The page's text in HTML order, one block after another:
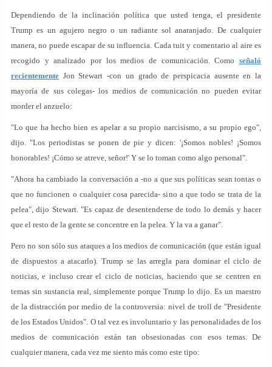
Dependiendo de la inclinación política que usted tenga, el presidente
Trump es un agujero negro o un radiante sol anaranjado. De cualquier
manera, no puede escapar de su influencia. Cada tuit y comentario al aire es
recogido y analizado por los medios de comunicación. Como señaló
recientemente Jon Stewart -con un grado de perspicacia ausente en la
mayoría de sus colegas- los medios de comunicación no pueden evitar
morder el anzuelo:
"Lo que ha hecho bien es apelar a su propio narcisismo, a su propio ego",
dijo. "Los periodistas se ponen de pie y dicen: '¡Somos nobles! ¡Somos
honorables! ¡Cómo se atreve, señor!' Y se lo toman como algo personal".
"Ahora ha cambiado la conversación a -no a que sus políticas sean tontas o
que no funcionen o cualquier cosa parecida- sino a que todo se trata de la
pelea", dijo Stewart. "Es capaz de desentenderse de todo lo demás y hacer
que el resto de la gente se concentre en la pelea. Y la va a ganar".
Pero no son sólo sus ataques a los medios de comunicación (que están igual
de dispuestos a atacarlo). Trump se las arregla para dominar el ciclo de
noticias, e incluso crear el ciclo de noticias, haciendo que se centren en
temas sin sustancia real, simplemente porque Trump lo dijo. Es un maestro
de la distracción por medio de la controversia: nivel de troll de "Presidente
de los Estados Unidos". O tal vez es involuntario y las personalidades de los
medios de comunicación están tan obsesionadas con esos temas. De
cualquier manera, cada vez me siento más como este tipo: